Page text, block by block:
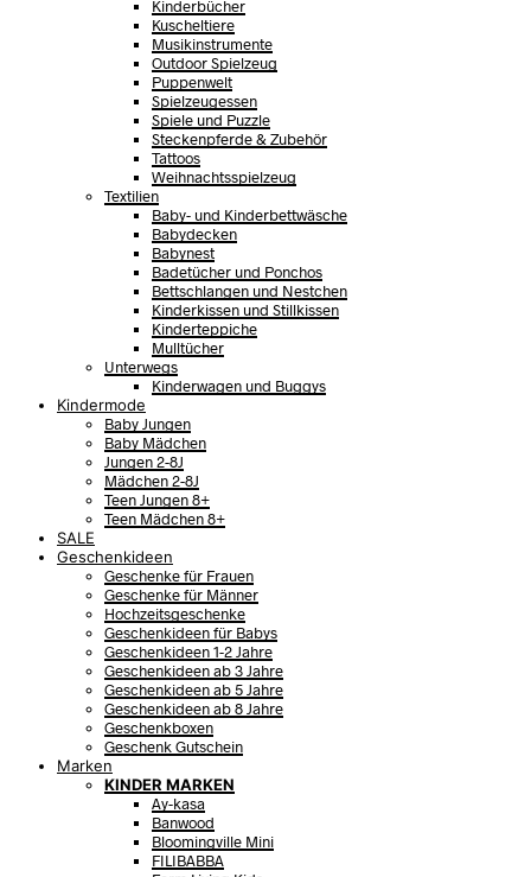
Kinderbücher
Kuscheltiere
Musikinstrumente
Outdoor Spielzeug
Puppenwelt
Spielzeugessen
Spiele und Puzzle
Steckenpferde & Zubehör
Tattoos
Weihnachtsspielzeug
Textilien
Baby- und Kinderbettwäsche
Babydecken
Babynest
Badetücher und Ponchos
Bettschlangen und Nestchen
Kinderkissen und Stillkissen
Kinderteppiche
Mulltücher
Unterwegs
Kinderwagen und Buggys
Kindermode
Baby Jungen
Baby Mädchen
Jungen 2-8J
Mädchen 2-8J
Teen Jungen 8+
Teen Mädchen 8+
SALE
Geschenkideen
Geschenke für Frauen
Geschenke für Männer
Hochzeitsgeschenke
Geschenkideen für Babys
Geschenkideen 1-2 Jahre
Geschenkideen ab 3 Jahre
Geschenkideen ab 5 Jahre
Geschenkideen ab 8 Jahre
Geschenkboxen
Geschenk Gutschein
Marken
KINDER MARKEN
Ay-kasa
Banwood
Bloomingville Mini
FILIBABBA